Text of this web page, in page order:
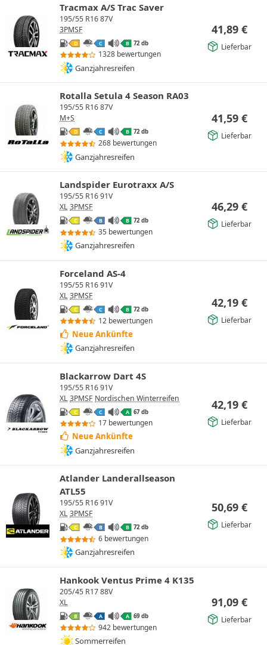
Tracmax A/S Trac Saver
195/55 R16 87V
3PMSF
D C B 72 db
1328 bewertungen
Ganzjahresreifen
41,89 €
Lieferbar
Rotalla Setula 4 Season RA03
195/55 R16 87V
M+S
D C B 72 db
268 bewertungen
Ganzjahresreifen
41,59 €
Lieferbar
Landspider Eurotraxx A/S
195/55 R16 91V
XL 3PMSF
C B B 72 db
35 bewertungen
Ganzjahresreifen
46,29 €
Lieferbar
Forceland AS-4
195/55 R16 91V
XL 3PMSF
C C B 72 db
12 bewertungen
Neue Ankünfte
Ganzjahresreifen
42,19 €
Lieferbar
Blackarrow Dart 4S
195/55 R16 91V
XL 3PMSF Nordischen Winterreifen
C C A 67 db
17 bewertungen
Neue Ankünfte
Ganzjahresreifen
42,19 €
Lieferbar
Atlander Landerallseason
ATL55
195/55 R16 91V
XL 3PMSF
C B B 72 db
6 bewertungen
Ganzjahresreifen
50,69 €
Lieferbar
Hankook Ventus Prime 4 K135
205/45 R17 88V
XL
B A A 69 db
942 bewertungen
Sommerreifen
91,09 €
Lieferbar